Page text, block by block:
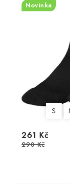
Novinka
S
261 Kč
290 Kč